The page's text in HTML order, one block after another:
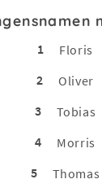
1
Floris
2
Oliver
3
Tobias
4
Morris
5
Thomas